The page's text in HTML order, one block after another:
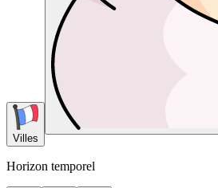
Villes
Horizon temporel